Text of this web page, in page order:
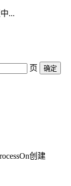
...
页 确定
创建